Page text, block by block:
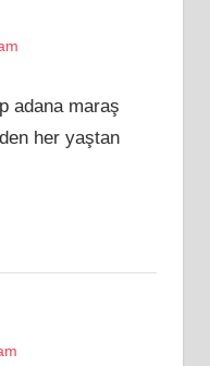
adana maraş
her yaştan